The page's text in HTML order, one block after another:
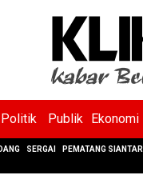
Politik Publik Ekonomi
SERGAI PEMATANG SIANTAR